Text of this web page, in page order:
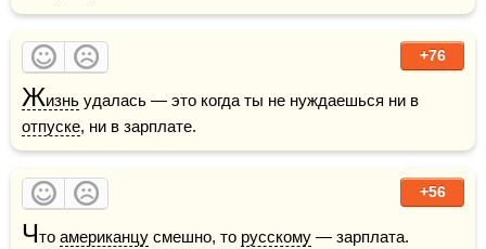
+76
Жизнь
отпуске, ни в зарплате.
+56
Что американцу смешно, то русскому — зарплата.